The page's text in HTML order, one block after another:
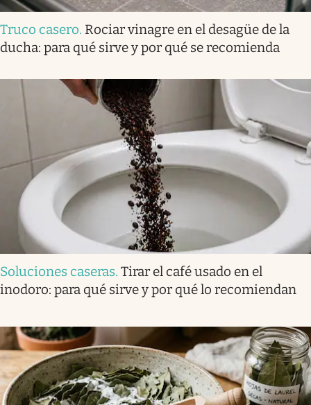
Truco casero. Rociar vinagre en el desagüe de la
ducha: para qué sirve y por qué se recomienda
Soluciones caseras. Tirar el café usado en el
inodoro: para qué sirve y por qué lo recomiendan